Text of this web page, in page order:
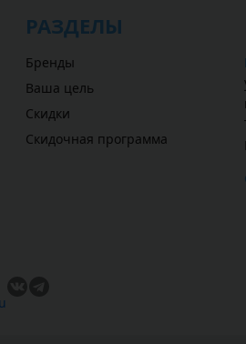
РАЗДЕЛЫ
Бренды
Ваша цель
Скидки
Скидочная программа